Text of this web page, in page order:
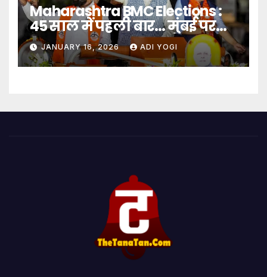
Maharashtra BMC Elections :
45 साल में पहली बार… मुंबई पर
बादशाहत
JANUARY 16, 2026 ADI YOGI